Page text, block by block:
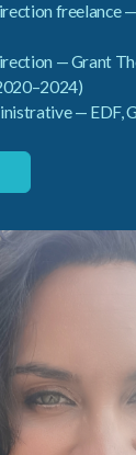
freelance
— Grant
— EDF,